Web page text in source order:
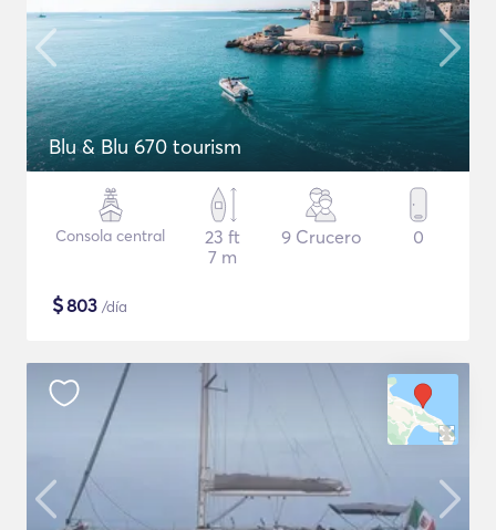
Blu & Blu 670 tourism
Consola central
23 ft
7 m
9 Crucero 0
$803 /día